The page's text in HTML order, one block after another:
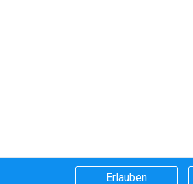
Erlauben